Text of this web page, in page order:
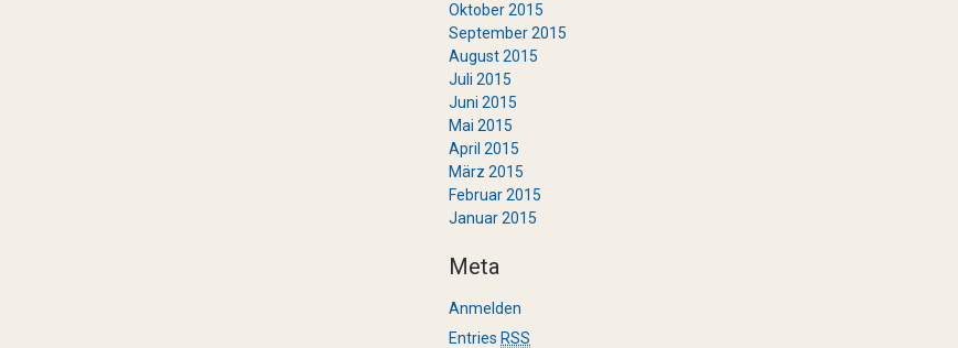
Oktober 2015
September 2015
August 2015
Juli 2015
Juni 2015
Mai 2015
April 2015
März 2015
Februar 2015
Januar 2015
Meta
Anmelden
Entries RSS